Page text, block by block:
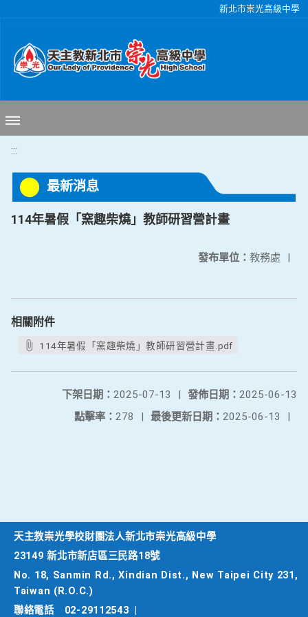
新北市崇光高級中學
:::
最新消息
114年暑假「窯趣柴燒」教師研習營計畫
發布單位： 教務處 |
相關附件
114年暑假「窯趣柴燒」教師研習營計畫.pdf
發佈日期： 2025-06-13
下架日期： 2025-07-13
|
最後更新日期： 2025-06-13 |
點擊率： 278 |
天主教崇光學校財團法人新北市崇光高級中學
23149 新北市新店區三民路18號
No. 18, Sanmin Rd., Xindian Dist., New Taipei City 231,
Taiwan (R.O.C.)
聯絡電話
02-29112543